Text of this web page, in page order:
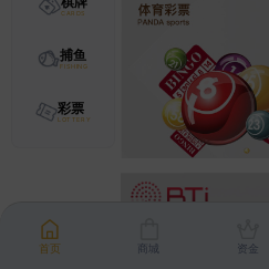
捕鱼
彩票
首页 商城 资金